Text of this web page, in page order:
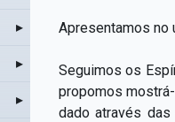
▸
▸
▸
Apresentamos no
Seguimos os
propomos
dado através